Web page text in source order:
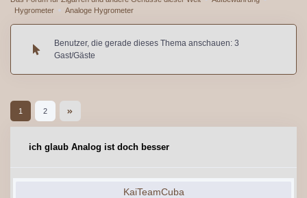
Hygrometer
Analoge Hygrometer
Benutzer, die gerade dieses Thema anschauen: 3
Gast/Gäste
1 2
ich glaub Analog ist doch besser
KaiTeamCuba